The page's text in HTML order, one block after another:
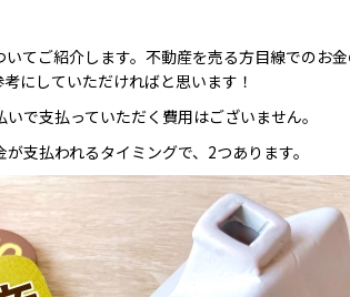
てご紹介します。不動産を売る方目線でのお
にしていただければと思います！
で支払っていただく費用はございません。
支払われるタイミングで、2つあります。